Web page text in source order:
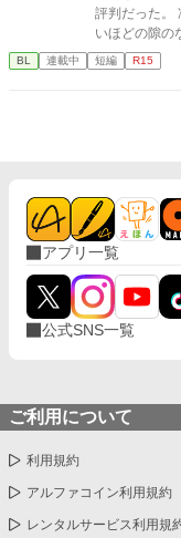
評判だった。
いほどの隙の
も想像していなかった。 入社三年目
真面目だが強
た。 拒むこと
って、ひとつ
びに、自分の
ての誇りを壊
原の視線の奥
ずっと榊だけ
から思ってた
た榊は、もう
は破滅か、そ
いう名の支配
BL 連載中 短編 R15
アプリ一覧
公式SNS一覧
ご利用について
利用規約
アルファコイン利用規約
レンタルサービス利用規